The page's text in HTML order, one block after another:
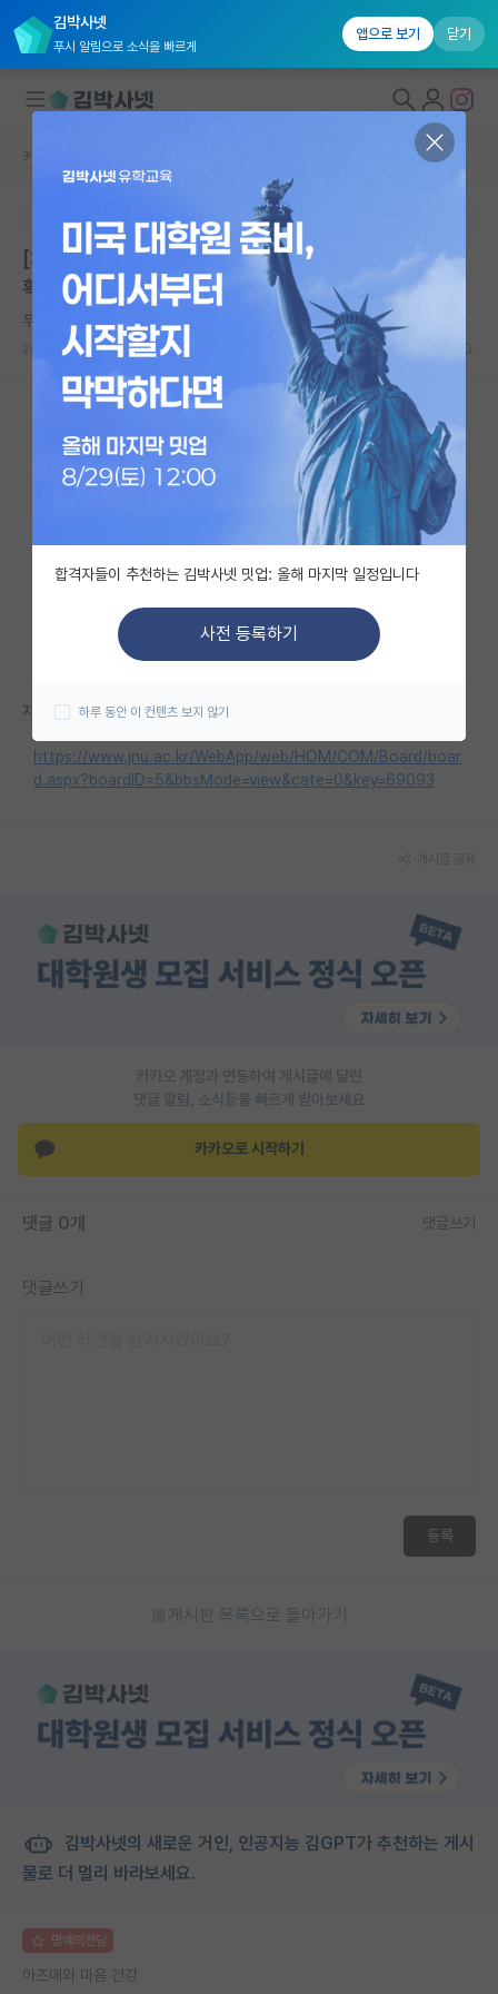
김박사넷
푸시 알림으로 소식을 빠르게
앱으로 보기 닫기
대학원생 모집
국내대학원 정보
연구실&오픈랩
커뮤니티
커뮤니티 홈
전체글보기
베스트 게시판
자유 게시판(아무개랩)
미국 유학 게시판
미국 대학원 합격 후기 게시판
대학원 합격 후기 게시판
연구실(PI) 홍보 게시판
취업 게시판
임용 후기 게시판
인문사회 계열 게시판
특수/전문대학원 게시판
장학금/장학생 게시판
홍보 게시판
커뮤니티 홈
본문이 수정되지 않는 박제글입니다.
[채용공고]전남대학교 산학협력단 학술연구교수 채용 계
획 공고
무심한 유클리드
2026.05.15 0 485
자세한 내용은 홈페이지를 참고해 주세요.
https://www.jnu.ac.kr/WebApp/web/HOM/COM/Board/boar
d.aspx?boardID=5&bbsMode=view&cate=0&key=69093
카카오 계정과 연동하여 게시글에 달린
댓글 알람, 소식등을 빠르게 받아보세요
카카오로 시작하기
댓글 0개 댓글쓰기
댓글쓰기
등록
게시판 목록으로 돌아가기
김박사넷의 새로운 거인, 인공지능 김GPT가 추천하는 게시
물로 더 멀리 바라보세요.
명예의전당
아즈매와 마음 건강
합격자들이 추천하는 김박사넷 밋업: 올해 마지막 일정입니다
사전 등록하기
하루 동안 이 컨텐츠 보지 않기